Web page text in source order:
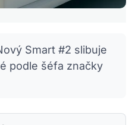
Smart #2 slibuje
podle šéfa značky